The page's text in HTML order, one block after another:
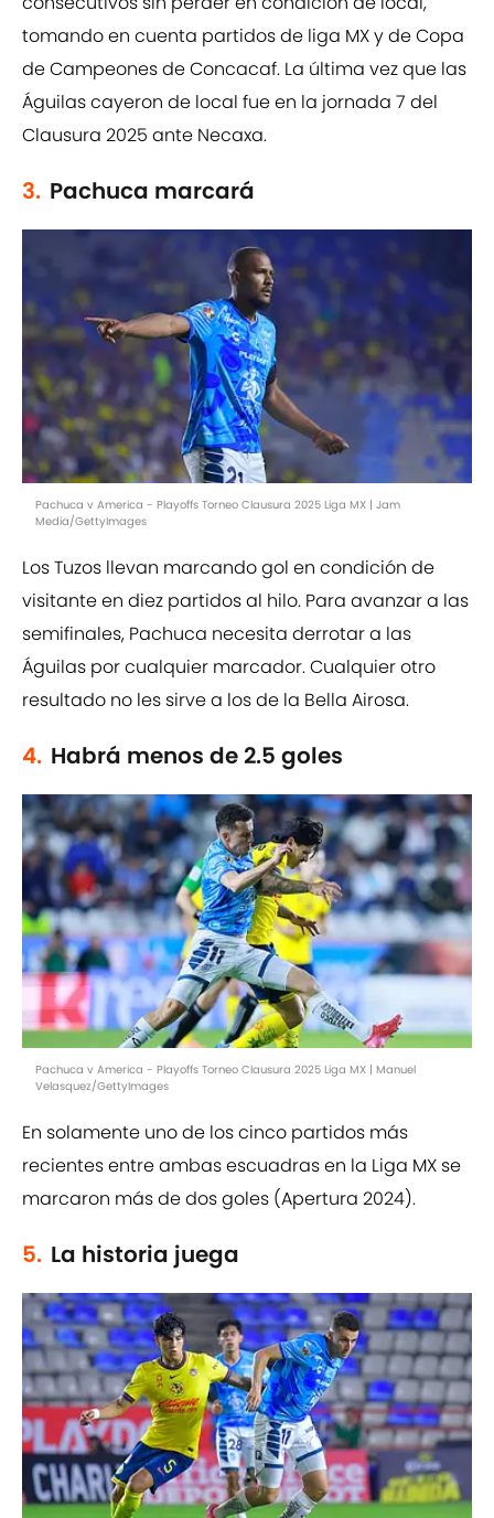
tomando en cuenta partidos de liga MX y de Copa
de Campeones de Concacaf. La última vez que las
Águilas cayeron de local fue en la jornada 7 del
Clausura 2025 ante Necaxa.
3. Pachuca marcará
Pachuca v America - Playoffs Torneo Clausura 2025 Liga MX | Jam
Media/GettyImages
Los Tuzos llevan marcando gol en condición de
visitante en diez partidos al hilo. Para avanzar a las
semifinales, Pachuca necesita derrotar a las
Águilas por cualquier marcador. Cualquier otro
resultado no les sirve a los de la Bella Airosa.
4. Habrá menos de 2.5 goles
Pachuca v America - Playoffs Torneo Clausura 2025 Liga MX | Manuel
Velasquez/GettyImages
En solamente uno de los cinco partidos más
recientes entre ambas escuadras en la Liga MX se
marcaron más de dos goles (Apertura 2024).
5. La historia juega